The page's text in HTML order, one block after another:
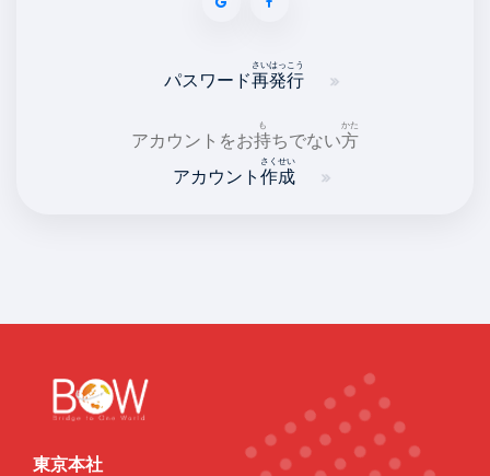
パスワード再
さい
発行
はっこう
アカウントをお持
も
ちでない方
かた
アカウント 作成
さくせい
東京本社